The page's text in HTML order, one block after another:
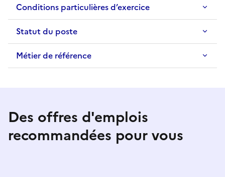
Conditions particulières d’exercice
Statut du poste
Métier de référence
Des offres d'emplois
recommandées pour vous